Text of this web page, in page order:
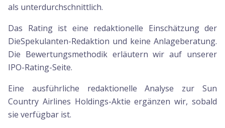
als unterdurchschnittlich.
Das Rating ist eine redaktionelle Einschätzung der
DieSpekulanten-Redaktion und keine Anlageberatung.
Die Bewertungsmethodik erläutern wir auf unserer
IPO-Rating-Seite.
Eine ausführliche redaktionelle Analyse zur Sun
Country Airlines Holdings-Aktie ergänzen wir, sobald
sie verfügbar ist.